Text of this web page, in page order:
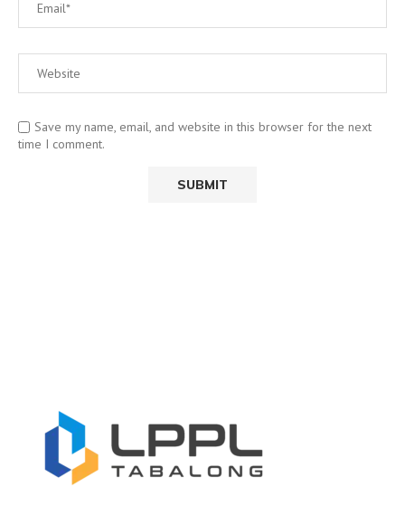
Save my name, email, and website in this browser for the next
time I comment.